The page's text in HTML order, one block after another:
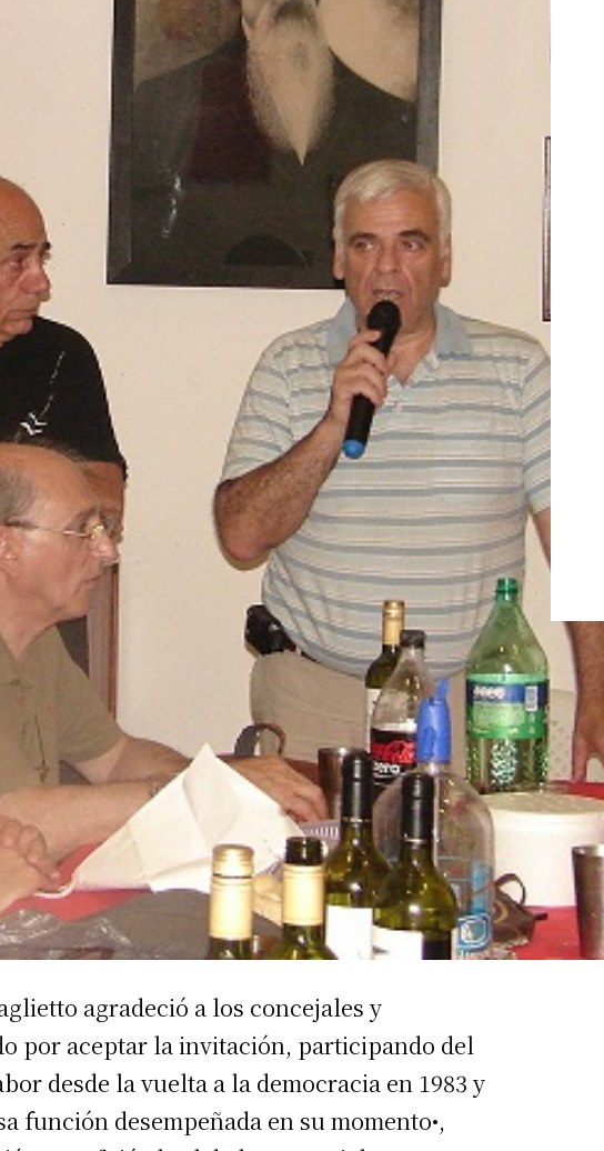
agradeció a los concejales y
por aceptar la invitación, participando del
desde la vuelta a la democracia en 1983 y
función desempeñada en su momento•,